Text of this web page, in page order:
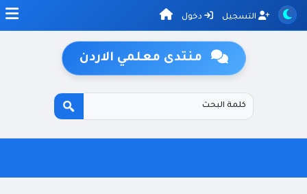
التسجيل دخول
منتدى معلمي الاردن